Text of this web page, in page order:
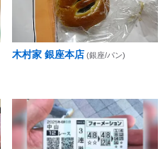
木村家 銀座本店 (銀座/パン)